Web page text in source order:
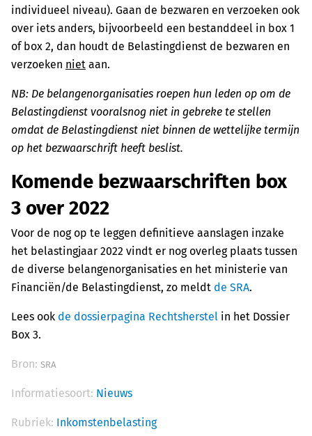
individueel niveau). Gaan de bezwaren en verzoeken ook
over iets anders, bijvoorbeeld een bestanddeel in box 1
of box 2, dan houdt de Belastingdienst de bezwaren en
verzoeken niet aan.
NB: De belangenorganisaties roepen hun leden op om de
Belastingdienst vooralsnog niet in gebreke te stellen
omdat de Belastingdienst niet binnen de wettelijke termijn
op het bezwaarschrift heeft beslist.
Komende bezwaarschriften box
3 over 2022
Voor de nog op te leggen definitieve aanslagen inzake
het belastingjaar 2022 vindt er nog overleg plaats tussen
de diverse belangenorganisaties en het ministerie van
Financiën/de Belastingdienst, zo meldt de SRA.
Lees ook de dossierpagina Rechtsherstel in het Dossier
Box 3.
Bron: SRA
Informatiesoort: Nieuws
Rubriek: Inkomstenbelasting